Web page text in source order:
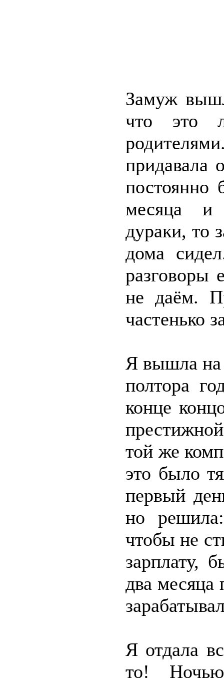
Замуж
что это
придавала
постоянно
месяца и
дураки, то
дома
разговоры
не даём.
частенько
Я вышла на
полтора
конце
той же
это было
первый
но
чтобы не
зарплату,
два месяца
Я отдала
то! Ночью